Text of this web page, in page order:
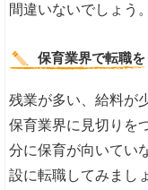
間違いないでしょう。
保育業界で転職を
残業が多い、給料が
保育業界に見切りを
分に保育が向いてい
設に転職してみまし